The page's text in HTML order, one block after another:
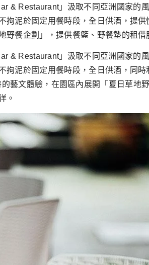
& Restaurant」汲取不同亞洲國家的
拘泥於固定用餐時段，全日供酒，提
餐企劃」，提供餐籃、野餐墊的租借
& Restaurant」汲取不同亞洲國家的
拘泥於固定用餐時段，全日供酒，同
藝文體驗，在園區內展開「夏日草地
。